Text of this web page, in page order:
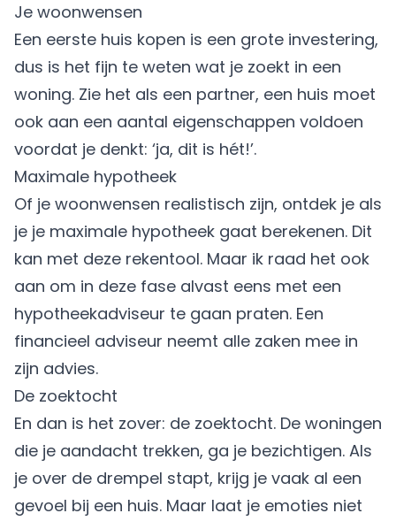
Je woonwensen
Een eerste huis kopen is een grote investering,
dus is het fijn te weten wat je zoekt in een
woning. Zie het als een partner, een huis moet
ook aan een aantal eigenschappen voldoen
voordat je denkt: ‘ja, dit is hét!’.
Maximale hypotheek
Of je woonwensen realistisch zijn, ontdek je als
je je maximale hypotheek gaat berekenen. Dit
kan met deze rekentool. Maar ik raad het ook
aan om in deze fase alvast eens met een
hypotheekadviseur te gaan praten. Een
financieel adviseur neemt alle zaken mee in
zijn advies.
De zoektocht
En dan is het zover: de zoektocht. De woningen
die je aandacht trekken, ga je bezichtigen. Als
je over de drempel stapt, krijg je vaak al een
gevoel bij een huis. Maar laat je emoties niet